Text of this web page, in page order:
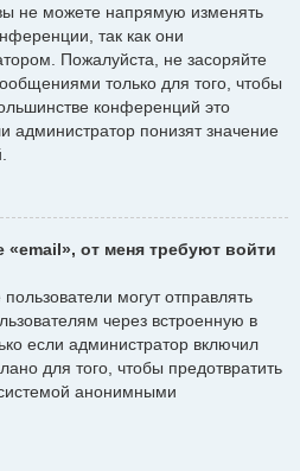
не можете напрямую изменять
так как они
Пожалуйста, не засоряйте
только для того, чтобы
конференций это
администратор понизят значение
от меня требуют войти
могут отправлять
через встроенную в
если администратор включил
для того, чтобы предотвратить
анонимными